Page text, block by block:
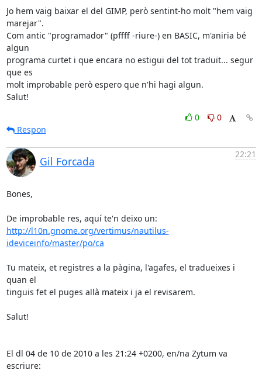
Jo hem vaig baixar el del GIMP, però sentint-ho molt "hem vaig
marejar".
Com antic "programador" (pffff -riure-) en BASIC, m'aniria bé
algun
programa curtet i que encara no estigui del tot traduït... segur
que es
molt improbable però espero que n'hi hagi algun.
Salut!
0
0
Respon
Gil Forcada
22:21
Bones,
http://l10n.gnome.org/vertimus/nautilus-
ideviceinfo/master/po/ca
Tu mateix, et registres a la pàgina, l'agafes, el tradueixes i
quan el
tinguis fet el puges allà mateix i ja el revisarem.
Salut!
El dl 04 de 10 de 2010 a les 21:24 +0200, en/na Zytum va
escriure: